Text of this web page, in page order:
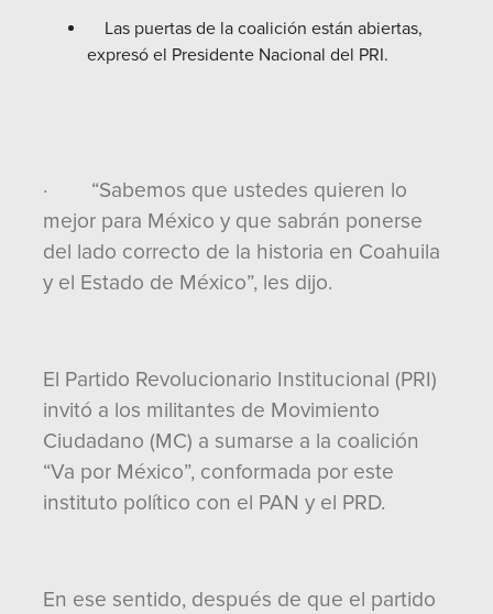
Las puertas de la coalición están abiertas,
expresó el Presidente Nacional del PRI.
· “Sabemos que ustedes quieren lo
mejor para México y que sabrán ponerse
del lado correcto de la historia en Coahuila
y el Estado de México”, les dijo.
El Partido Revolucionario Institucional (PRI)
invitó a los militantes de Movimiento
Ciudadano (MC) a sumarse a la coalición
“Va por México”, conformada por este
instituto político con el PAN y el PRD.
En ese sentido, después de que el partido